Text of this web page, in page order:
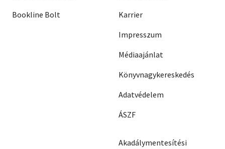
Bookline Bolt
Karrier
Impresszum
Médiaajánlat
Könyvnagykereskedés
Adatvédelem
ÁSZF
Akadálymentesítési